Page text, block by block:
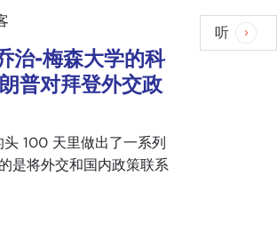
-梅森大学的科
普对拜登外交政
100 天里做出了一系列
是将外交和国内政策联系
听